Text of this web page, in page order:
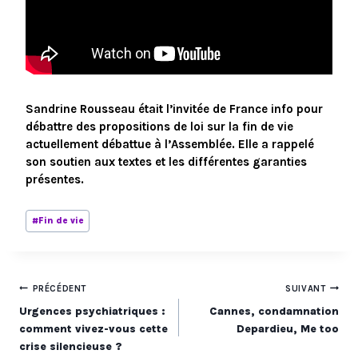
Sandrine Rousseau était l’invitée de France info pour
débattre des propositions de loi sur la fin de vie
actuellement débattue à l’Assemblée. Elle a rappelé
son soutien aux textes et les différentes garanties
présentes.
Étiquettes
de
#Fin de vie
Navigation
de
PRÉCÉDENT
Urgences psychiatriques :
comment vivez-vous cette
crise silencieuse ?
SUIVANT
Cannes, condamnation
Depardieu, Me too